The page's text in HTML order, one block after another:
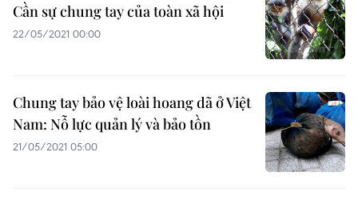
Cần sự chung tay của toàn xã hội
22/05/2021 00:00
Chung tay bảo vệ loài hoang dã ở Việt
Nam: Nỗ lực quản lý và bảo tồn
21/05/2021 05:00